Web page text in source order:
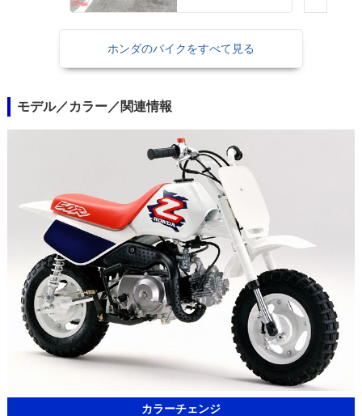
ホンダのバイクをすべて見る
モデル／カラー／関連情報
カラーチェンジ